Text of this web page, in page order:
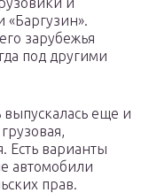
«Баргузин».
зарубежья
под другими
еще и
Есть варианты
автомобили
прав.